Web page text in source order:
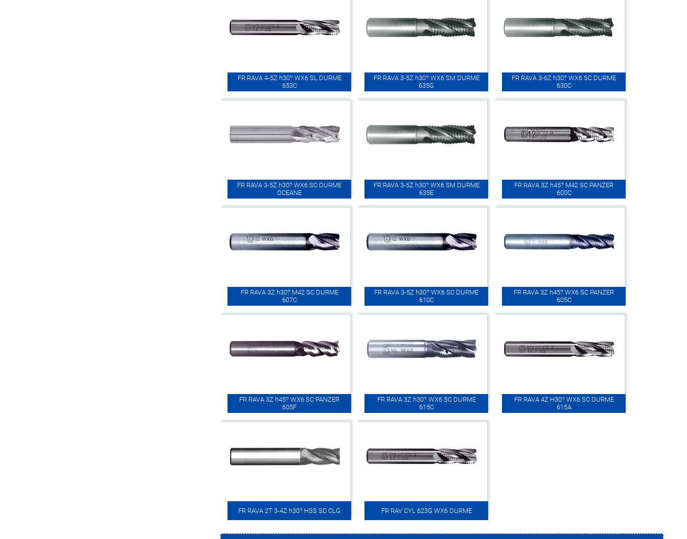
FR RAVA 4-5Z h30? WX6 SL DURME
653C
FR RAVA 3-5Z h30? WX6 SM DURME
635G
FR RAVA 3-6Z h30? WX6 SC DURME
630C
FR RAVA 3-5Z h30? WX6 SC DURME
OCEANE
FR RAVA 3-5Z h30? WX6 SM DURME
635E
FR RAVA 3Z h45? M42 SC PANZER
600C
FR RAVA 3Z h30? M42 SC DURME
607C
FR RAVA 3-5Z h30? WX6 SC DURME
610C
FR RAVA 3Z h45? WX6 SC PANZER
605C
FR RAVA 3Z h45? WX6 SC PANZER
605F
FR RAVA 3Z h30? WX6 SC DURME
615C
FR RAVA 4Z H30? WX6 SC DURME
615A
FR RAVA 2T 3-4Z h30? HSS SC CLG FR RAV CYL 623G WX6 DURME